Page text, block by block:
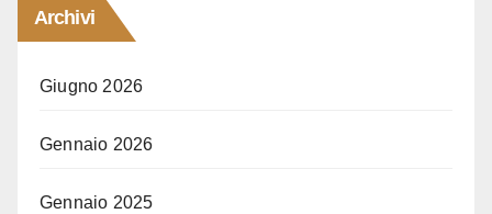
Archivi
Giugno 2026
Gennaio 2026
Gennaio 2025